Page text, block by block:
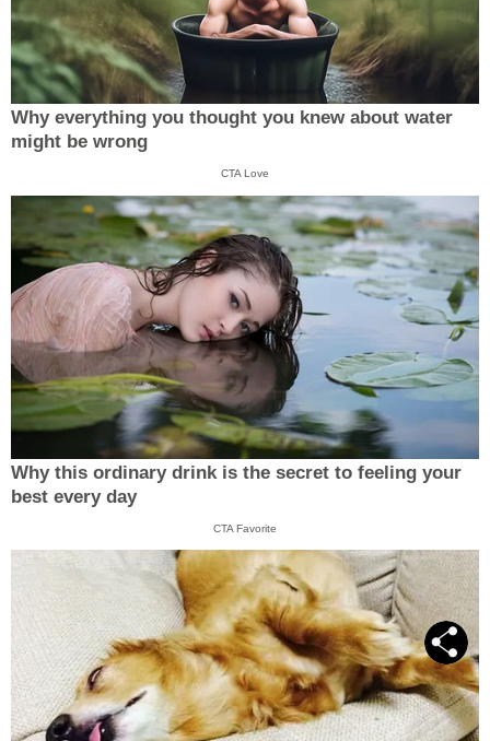
Why everything you thought you knew about water
might be wrong
CTA Love
Why this ordinary drink is the secret to feeling your
best every day
CTA Favorite